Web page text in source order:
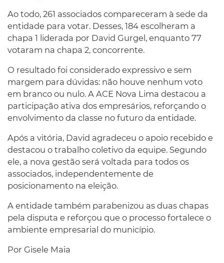
Ao todo, 261 associados compareceram à sede da
entidade para votar. Desses, 184 escolheram a
chapa 1 liderada por David Gurgel, enquanto 77
votaram na chapa 2, concorrente.
O resultado foi considerado expressivo e sem
margem para dúvidas: não houve nenhum voto
em branco ou nulo. A ACE Nova Lima destacou a
participação ativa dos empresários, reforçando o
envolvimento da classe no futuro da entidade.
Após a vitória, David agradeceu o apoio recebido e
destacou o trabalho coletivo da equipe. Segundo
ele, a nova gestão será voltada para todos os
associados, independentemente de
posicionamento na eleição.
A entidade também parabenizou as duas chapas
pela disputa e reforçou que o processo fortalece o
ambiente empresarial do município.
Por Gisele Maia